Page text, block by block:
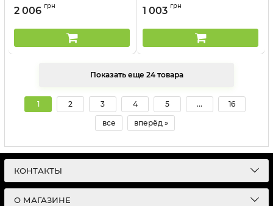
2 006 грн 1 003 грн
Показать еще 24 товара
1 2 3 4 5 ... 16
все вперёд »
КОНТАКТЫ
О МАГАЗИНЕ